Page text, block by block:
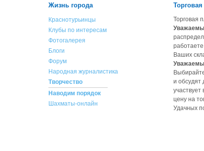
Жизнь города
Краснотурьинцы
Клубы по интересам
Фотогалерея
Блоги
Форум
Народная журналистика
Творчество
Наводим порядок
Шахматы-онлайн
Торговая
Ваших
и обсудят
участвует
цену на
Удачных